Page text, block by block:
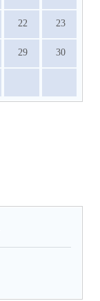
22 23
29 30